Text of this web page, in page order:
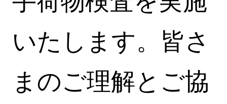
いたします。皆さ
まのご理解とご協